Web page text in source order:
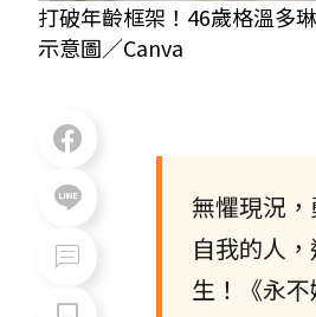
打破年齡框架！46歲格溫多
示意圖／Canva
無懼現況
自我的人
生！《永